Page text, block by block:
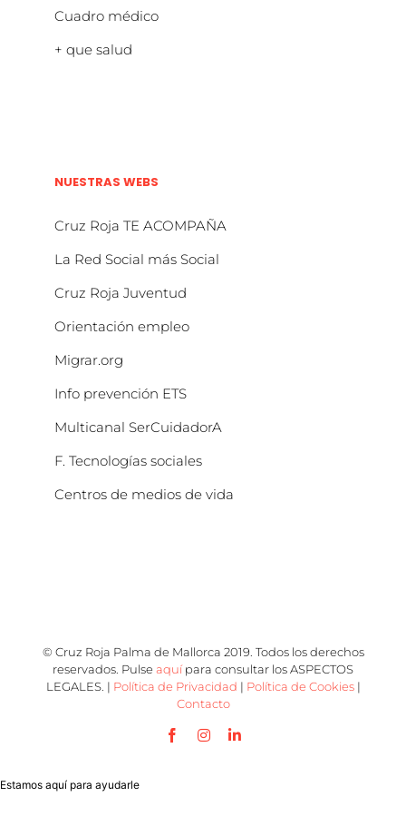
Cuadro médico
+ que salud
NUESTRAS WEBS
Cruz Roja TE ACOMPAÑA
La Red Social más Social
Cruz Roja Juventud
Orientación empleo
Migrar.org
Info prevención ETS
Multicanal SerCuidadorA
F. Tecnologías sociales
Centros de medios de vida
© Cruz Roja Palma de Mallorca 2019. Todos los derechos
reservados. Pulse aquípara consultar los ASPECTOS
LEGALES. | Política de Privacidad | Política de Cookies|
Contacto
FacebookInstagramLinkedIn
Estamos aquí para ayudarle